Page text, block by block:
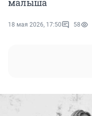
малыша
18 мая 2026, 17:50 58